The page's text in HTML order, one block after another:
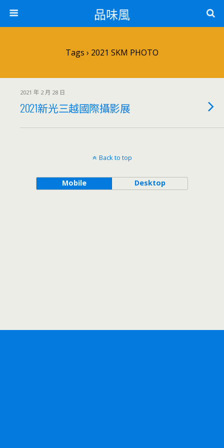
品味風
Tags › 2021 SKM PHOTO
2021 年 2 月 28 日
2021新光三越國際攝影展
Back to top
Mobile Desktop